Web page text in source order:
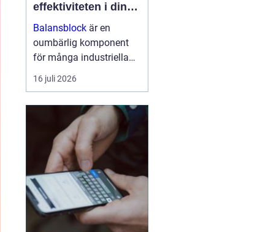
effektiviteten i din
arbetsmiljö
Balansblock är en
oumbärlig komponent
för många industriella
och hantverksrelaterade
miljöer. De hjälper till att
16 juli 2026